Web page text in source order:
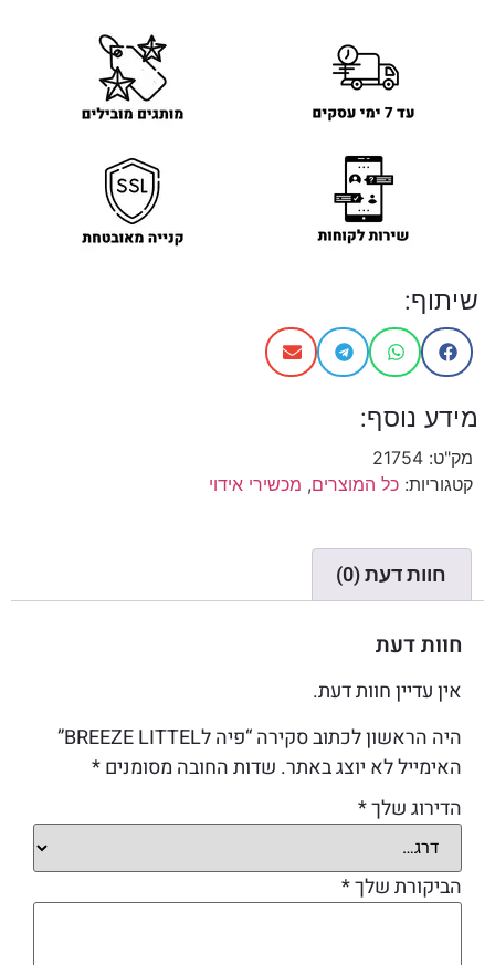
שיתוף:
מידע נוסף:
מק"ט: 21754
קטגוריות: כל המוצרים, מכשירי אידוי
חוות דעת (0)
חוות דעת
אין עדיין חוות דעת.
היה הראשון לכתוב סקירה “פיה לBREEZE LITTEL”
האימייל לא יוצג באתר. שדות החובה מסומנים*
הדירוג שלך*
הביקורת שלך*